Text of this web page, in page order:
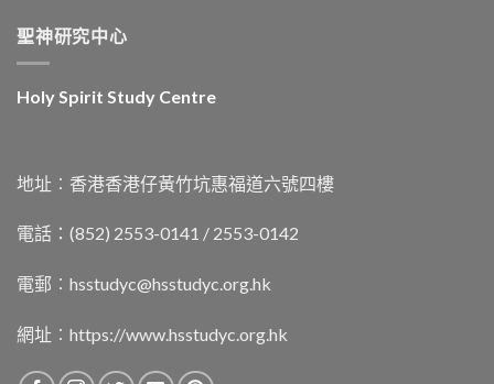
聖神研究中心
Holy Spirit Study Centre
地址︰香港香港仔黃竹坑惠福道六號四樓
電話：(852) 2553-0141 / 2553-0142
電郵︰ hsstudyc@hsstudyc.org.hk
網址︰ https://www.hsstudyc.org.hk